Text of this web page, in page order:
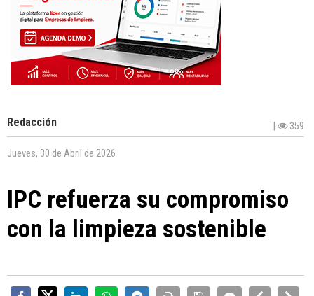
Redacción 359
Jueves, 30 de Abril de 2026
IPC refuerza su compromiso
con la limpieza sostenible